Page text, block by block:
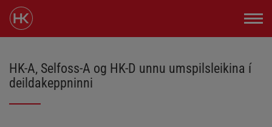
HK-A, Selfoss-A og HK-D unnu umspilsleikina í
deildakeppninni